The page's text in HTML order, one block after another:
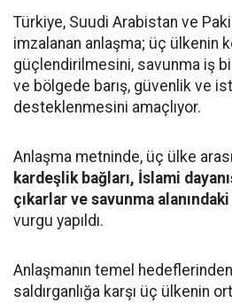
Türkiye, Suudi Arabistan ve
imzalanan anlaşma; üç ülkenin
güçlendirilmesini, savunma iş
ve bölgede barış, güvenlik ve
desteklenmesini amaçlıyor.
Anlaşma metninde, üç ülke
kardeşlik bağları, İslami
çıkarlar ve savunma
vurgu yapıldı.
Anlaşmanın temel
saldırganlığa karşı üç ülkenin